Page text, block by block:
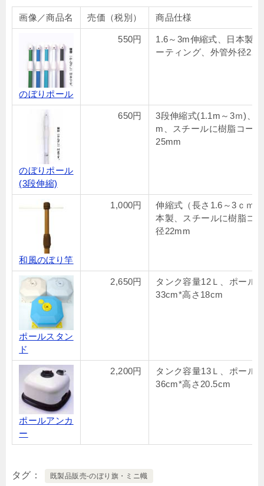
画像／商品名 売価（税別） 商品仕様
のぼりポール
550円
1.6～3m伸縮式、日本製
ーティング、外管外径
のぼりポール
(3段伸縮)
650円
3段伸縮式(1.1m～3ｍ)、
m、スチールに樹脂コー
25mm
和風のぼり竿
1,000円
伸縮式（長さ1.6～3ｃｍ
本製、スチールに樹脂コ
径22mm
ポールスタン
ド
2,650円
タンク容量12Ｌ、ポール
33cm*高さ18cm
ポールアンカ
ー
2,200円
タンク容量13Ｌ、ポール
36cm*高さ20.5cm
タグ 既製品販売-のぼり旗・ミニ幟